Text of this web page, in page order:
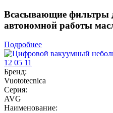
Всасывающие фильтры
автономной работы
Подробнее
Бренд:
Vuototecnica
Серия:
AVG
Наименование: